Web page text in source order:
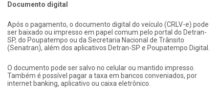
Documento digital
Após o pagamento, o documento digital do veículo (CRLV-e) pode
ser baixado ou impresso em papel comum pelo portal do Detran-
SP, do Poupatempo ou da Secretaria Nacional de Trânsito
(Senatran), além dos aplicativos Detran-SP e Poupatempo Digital.
O documento pode ser salvo no celular ou mantido impresso.
Também é possível pagar a taxa em bancos conveniados, por
internet banking, aplicativo ou caixa eletrônico.